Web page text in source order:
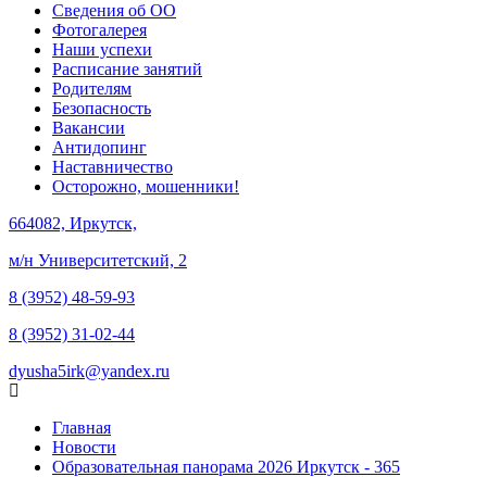
Сведения об ОО
Фотогалерея
Наши успехи
Расписание занятий
Родителям
Безопасность
Вакансии
Антидопинг
Наставничество
Осторожно, мошенники!
664082, Иркутск,
м/н Университетский, 2
8 (3952) 48-59-93
8 (3952) 31-02-44
dyusha5irk@yandex.ru
Главная
Новости
Образовательная панорама 2026 Иркутск - 365